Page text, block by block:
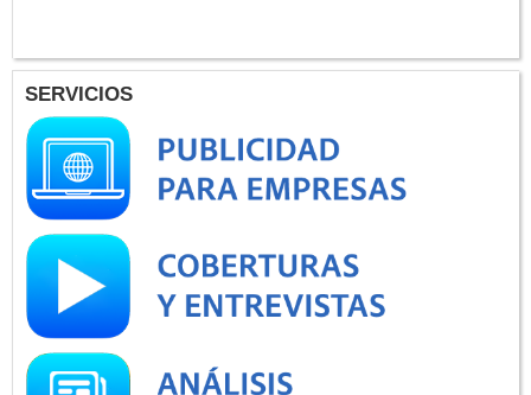
SERVICIOS